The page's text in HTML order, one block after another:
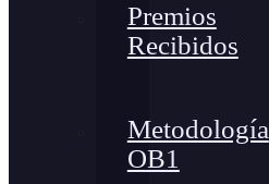
Premios
Recibidos
Metodología
OB1